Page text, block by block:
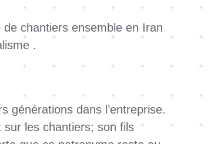
de chantiers ensemble en Iran
.
générations dans l’entreprise.
sur les chantiers; son fils